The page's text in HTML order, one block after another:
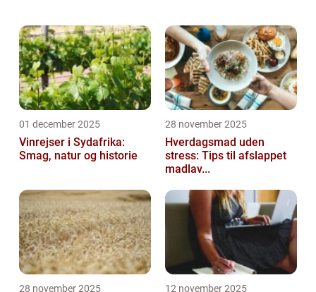
mulighed for at samle venner og familie og
fo...
01 december 2025
Vinrejser i Sydafrika:
Smag, natur og historie
28 november 2025
Hverdagsmad uden
stress: Tips til afslappet
madlav...
28 november 2025 12 november 2025